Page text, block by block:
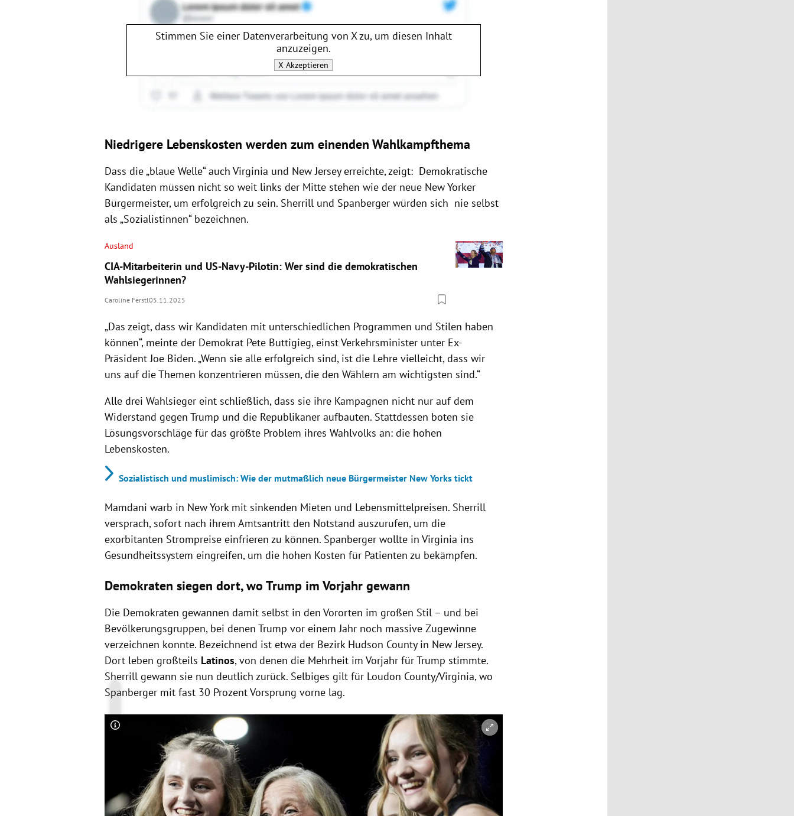
Stimmen Sie einer Datenverarbeitung von Xzu, um diesen Inhalt
anzuzeigen.
X Akzeptieren
Niedrigere Lebenskosten werden zum einenden Wahlkampfthema
Dass die „blaue Welle“ auch Virginia und New Jersey erreichte, zeigt: Demokratische
Kandidaten müssen nicht so weit links der Mitte stehen wie der neue New Yorker
Bürgermeister, um erfolgreich zu sein. Sherrill und Spanberger würden sich nie selbst
als „Sozialistinnen“ bezeichnen.
Ausland
CIA-Mitarbeiterin und US-Navy-Pilotin: Wer sind die demokratischen
Wahlsiegerinnen?
Caroline Ferstl05.11.2025
„Das zeigt, dass wir Kandidaten mit unterschiedlichen Programmen und Stilen haben
können“, meinte der Demokrat Pete Buttigieg, einst Verkehrsminister unter Ex-
Präsident Joe Biden. „Wenn sie alle erfolgreich sind, ist die Lehre vielleicht, dass wir
uns auf die Themen konzentrieren müssen, die den Wählern am wichtigsten sind.“
Alle drei Wahlsieger eint schließlich, dass sie ihre Kampagnen nicht nur auf dem
Widerstand gegen Trump und die Republikaner aufbauten. Stattdessen boten sie
Lösungsvorschläge für das größte Problem ihres Wahlvolks an: die hohen
Lebenskosten.
Sozialistisch und muslimisch: Wie der mutmaßlich neue Bürgermeister New Yorks tickt
Mamdani warb in New York mit sinkenden Mieten und Lebensmittelpreisen. Sherrill
versprach, sofort nach ihrem Amtsantritt den Notstand auszurufen, um die
exorbitanten Strompreise einfrieren zu können. Spanberger wollte in Virginia ins
Gesundheitssystem eingreifen, um die hohen Kosten für Patienten zu bekämpfen.
Demokraten siegen dort, wo Trump im Vorjahr gewann
Die Demokraten gewannen damit selbst in den Vororten im großen Stil – und bei
Bevölkerungsgruppen, bei denen Trump vor einem Jahr noch massive Zugewinne
verzeichnen konnte. Bezeichnend ist etwa der Bezirk Hudson County in New Jersey.
Dort leben großteils Latinos, von denen die Mehrheit im Vorjahr für Trump stimmte.
Sherrill gewann sie nun deutlich zurück. Selbiges gilt für Loudon County/Virginia, wo
Spanberger mit fast 30 Prozent Vorsprung vorne lag.
Copyright-Hinweis öffnen/schließen